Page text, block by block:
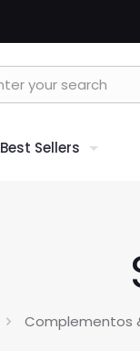
Best Sellers
Complementos